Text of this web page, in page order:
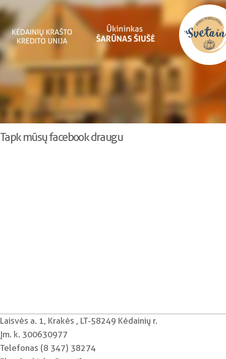
Tapk mūsų facebook draugu
Laisvės a. 1, Krakės , LT-58249 Kėdainių r.
Įm. k. 300630977
Telefonas (8 347) 38274